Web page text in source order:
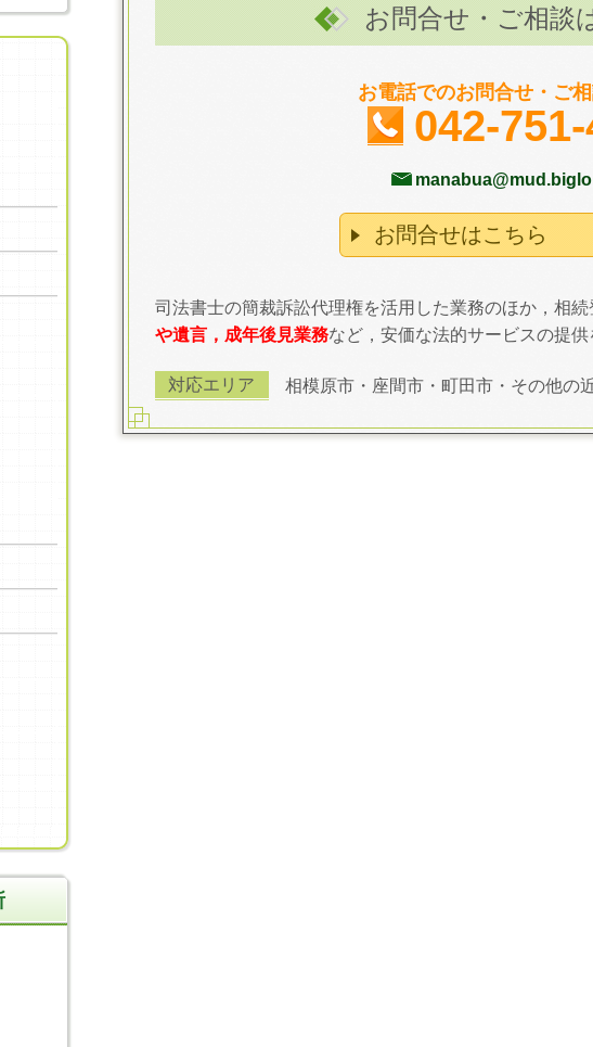
お問合せ・ご相談
お電話でのお問合せ・ご
042-
お問合せはこちら
司法書士の簡裁訴訟代理権を活用した業務のほか，相
や遺言，成年後見業務など，安価な法的サービスの提
対応エリア 相模原市・座間市・町田市・その他の